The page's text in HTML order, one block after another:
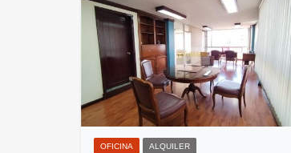
US$2,300
OFICINA ALQUILER